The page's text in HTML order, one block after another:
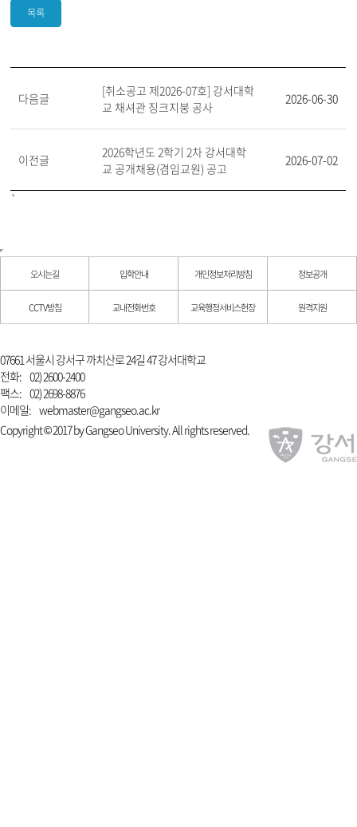
목록
다음글
[취소공고 제2026-07호] 강서대학
교 채셔관 징크지붕 공사
2026-06-30
이전글
2026학년도 2학기 2차 강서대학
교 공개채용(겸임교원) 공고
2026-07-02
`
오시는길 입학안내 개인정보처리방침 정보공개
CCTV방침 교내전화번호 교육행정서비스헌장 원격지원
07661 서울시 강서구 까치산로 24길 47 강서대학교
전화: 02) 2600-2400
팩스: 02) 2698-8876
이메일: webmaster@gangseo.ac.kr
Copyright © 2017 by Gangseo University. All rights reserved.